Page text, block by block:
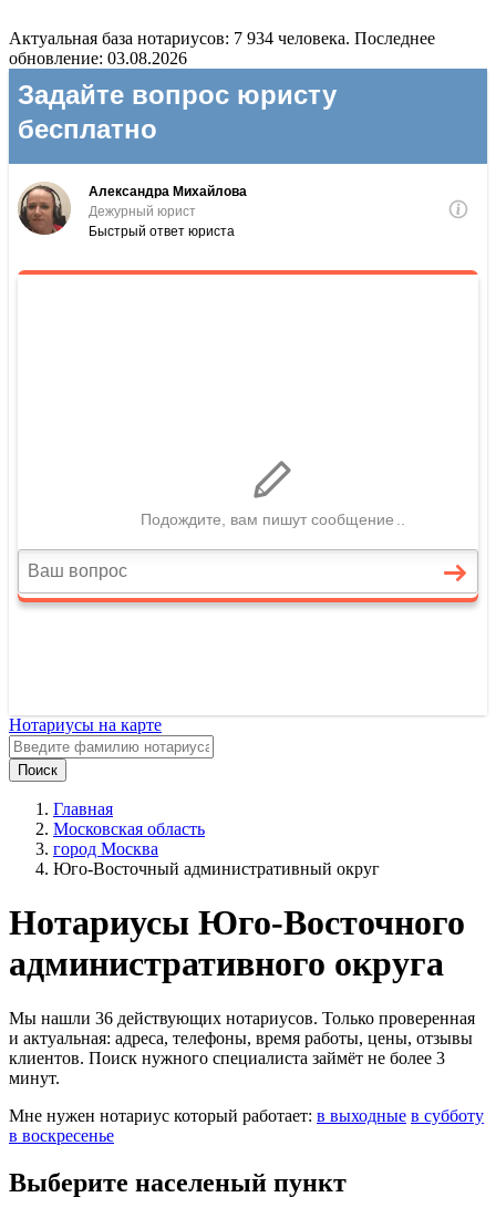
Актуальная база нотариусов: 7 934 человека. Последнее
обновление: 03.08.2026
Нотариусы на карте
Поиск
Главная
Московская область
город Москва
Юго-Восточный административный округ
Нотариусы Юго-Восточного
административного округа
Мы нашли 36 действующих нотариусов. Только проверенная
и актуальная: адреса, телефоны, время работы, цены, отзывы
клиентов. Поиск нужного специалиста займёт не более 3
минут.
Мне нужен нотариус который работает: в выходные в субботу
в воскресенье
Выберите населеный пункт